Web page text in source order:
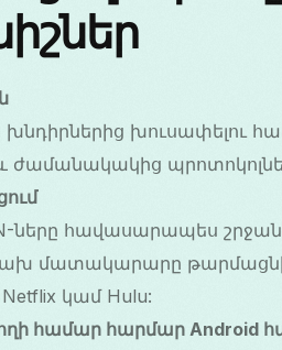
խնդիրներից խուսափելու
ժամանակակից պրոտոկոլներ
ները հավասարապես
մատակարարը թարմացնի
կամ Hulu:
համար հարմար Android